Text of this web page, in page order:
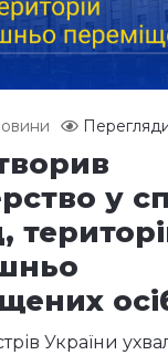
у
України